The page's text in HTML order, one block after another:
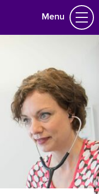
Menu